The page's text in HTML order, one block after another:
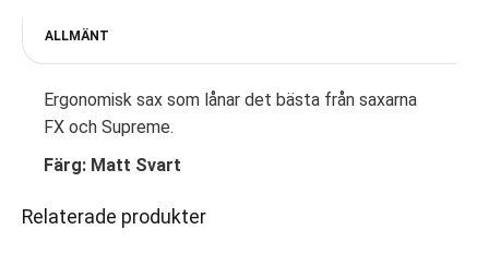
ALLMÄNT
Ergonomisk sax som lånar det bästa från saxarna
FX och Supreme.
Färg: Matt Svart
Relaterade produkter